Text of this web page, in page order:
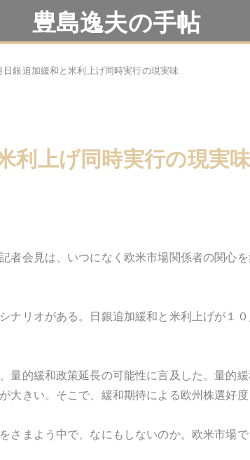
豊島逸夫の手帖
日銀追加緩和と米利上げ同時実行の現実味
利上げ同時実行の現実
者会見は、いつになく欧米市場関係者の関心
ナリオがある。日銀追加緩和と米利上げが１
量的緩和政策延長の可能性に言及した。量的
大きい。そこで、緩和期待による欧州株選好度
さまよう中で、なにもしないのか。欧米市場